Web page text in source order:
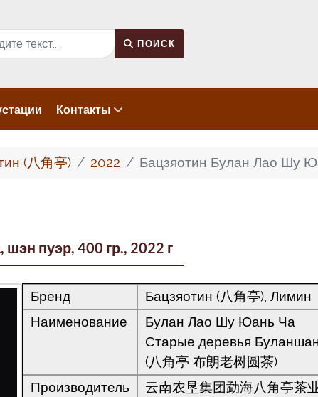
ПОИСК
Контакты
(八角亭) 2022 Бацзяотин Булан Лао Шу
пуэр, 400 гр., 2022 г
Бренд
Бацзяотин (八角亭), Лимин
Наименование
Булан Лао Шу Юань Ча
Старые деревья
(八角亭 布朗老树圆茶)
Производитель
云南农垦集团勐海八角亭茶